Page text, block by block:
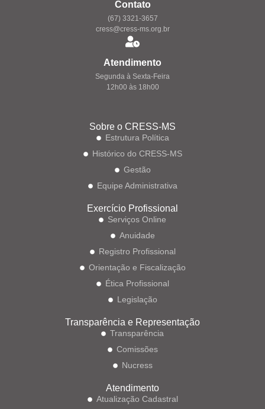
Contato
(67) 3321-3657
cress@cress-ms.org.br
Atendimento
Segunda à Sexta-Feira
12h00 às 18h00
Sobre o CRESS-MS
Estrutura Política
Histórico do CRESS-MS
Gestão
Equipe Administrativa
Exercício Profissional
Serviços Online
Anuidade
Registro Profissional
Orientação e Fiscalização
Ética Profissional
Legislação
Transparência e Representação
Transparência
Comissões
Nucress
Atendimento
Atualização Cadastral